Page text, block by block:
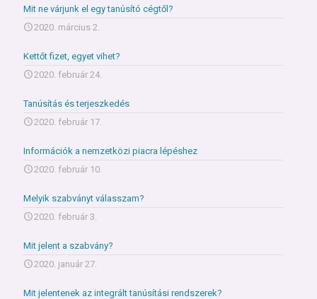
Mit ne várjunk el egy tanúsító cégtől?
2020. március 2.
Kettőt fizet, egyet vihet?
2020. február 24.
Tanúsítás és terjeszkedés
2020. február 17.
Információk a nemzetközi piacra lépéshez
2020. február 10.
Melyik szabványt válasszam?
2020. február 3.
Mit jelent a szabvány?
2020. január 27.
Mit jelentenek az integrált tanúsítási rendszerek?